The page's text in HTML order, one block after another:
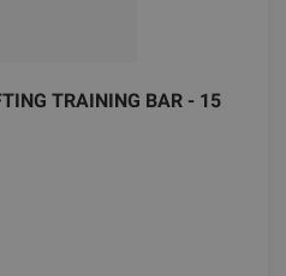
TRAINING BAR - 15